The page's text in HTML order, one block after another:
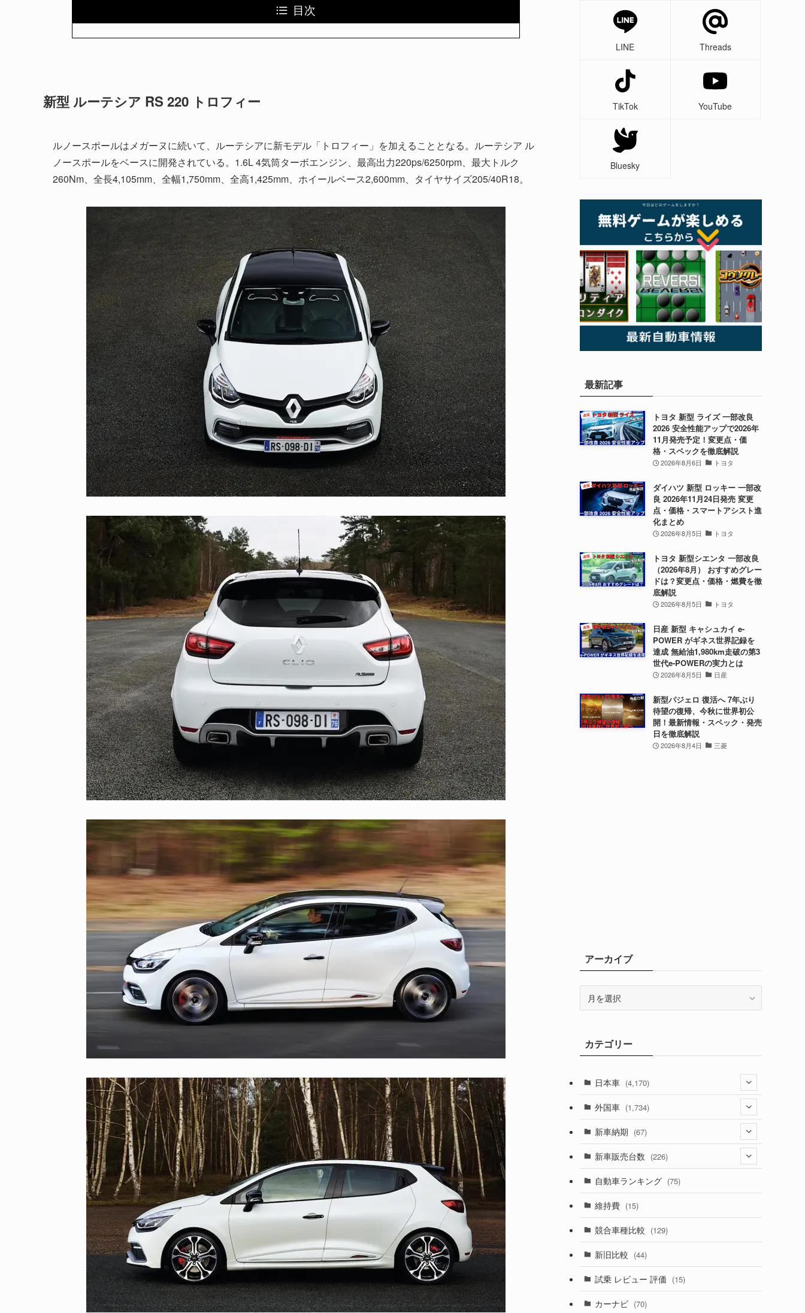
目次
新型 ルーテシア RS 220 トロフィー
ルノースポールはメガーヌに続いて、ルーテシアに新モデル「トロフィー」を加えることとなる。ルーテシア ル
ノースポールをベースに開発されている。1.6L 4気筒ターボエンジン、最高出力220ps/6250rpm、最大トルク
260Nm、全長4,105mm、全幅1,750mm、全高1,425mm、ホイールベース2,600mm、タイヤサイズ205/40R18。
LINE Threads
TikTok YouTube
Bluesky
最新記事
トヨタ 新型 ライズ 一部改良
2026 安全性能アップで2026年
11月発売予定！変更点・価
格・スペックを徹底解説
2026年8月6日 トヨタ
ダイハツ 新型 ロッキー 一部改
良 2026年11月24日発売 変更
点・価格・スマートアシスト進
化まとめ
2026年8月5日 トヨタ
トヨタ 新型シエンタ 一部改良
（2026年8月） おすすめグレー
ドは？変更点・価格・燃費を徹
底解説
2026年8月5日 トヨタ
日産 新型 キャシュカイ e-
POWER がギネス世界記録を
達成 無給油1,980km走破の第3
世代e-POWERの実力とは
2026年8月5日 日産
新型パジェロ 復活へ 7年ぶり
待望の復帰、今秋に世界初公
開！最新情報・スペック・発売
日を徹底解説
2026年8月4日 三菱
アーカイブ
ブカテゴリー
日本車 (4,170)
(1,320)
(329)
(525)
(356)
(328)
(194)
(230)
(253)
外国車 (1,734)
(188)
(242)
(85)
(84)
(14)
(222)
新車納期 (67)
(28)
(8)
(3)
(3)
(5)
新車販売台数 (226)
(21)
(5)
(7)
自動車ランキング (75)
維持費 (15)
競合車種比較 (129)
新旧比較 (44)
試乗 レビュー 評価 (15)
カーナビ (70)